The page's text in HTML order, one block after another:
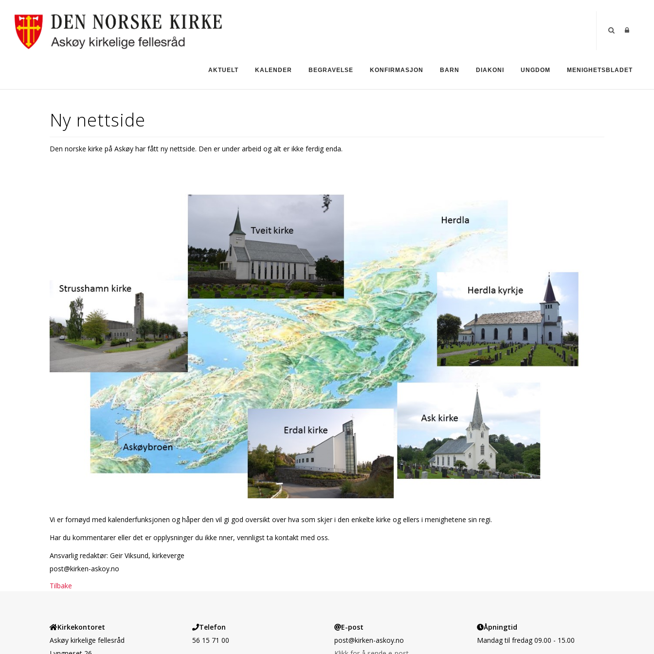
AKTUELT KALENDER BEGRAVELSE KONFIRMASJON BARN DIAKONI UNGDOM MENIGHETSBLADET
Ny nettside
Den norske kirke på Askøy har fått ny nettside. Den er under arbeid og alt er ikke ferdig enda.
Vi er fornøyd med kalenderfunksjonen og håper den vil gi god oversikt over hva som skjer i den enkelte kirke og ellers i menighetene sin regi.
Har du kommentarer eller det er opplysninger du ikke finner, vennligst ta kontakt med oss.
Ansvarlig redaktør: Geir Viksund, kirkeverge
post@kirken-askoy.no
Tilbake
Kirkekontoret
Askøy kirkelige fellesråd
Telefon
56 15 71 00
E-post
post@kirken-askoy.no
Åpningtid
Mandag til fredag 09.00 - 15.00